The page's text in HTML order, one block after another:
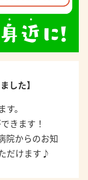
した】
。
きます！
院からのお知
だけます♪